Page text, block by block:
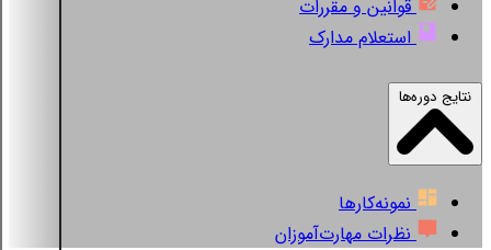
قوانین و مقررات
استعلام مدارک
نتایج دوره‌ها
نمونه‌کارها
نظرات مهارت‌آموزان